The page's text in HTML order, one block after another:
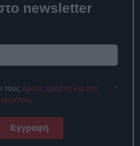
newsletter
τους όρους χρήσης και την
.
*
Εγγραφή